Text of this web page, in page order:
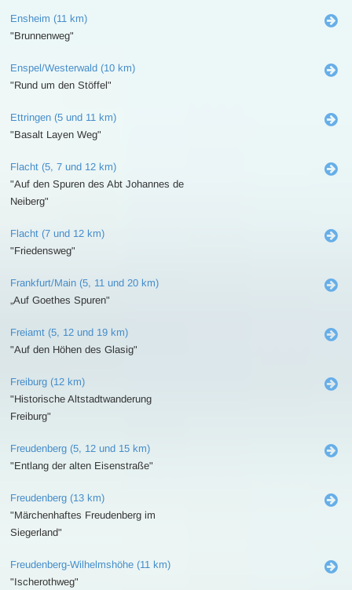
Ensheim (11 km)
"Brunnenweg"
Enspel/Westerwald (10 km)
"Rund um den Stöffel"
Ettringen (5 und 11 km)
"Basalt Layen Weg"
Flacht (5, 7 und 12 km)
"Auf den Spuren des Abt Johannes de
Neiberg"
Flacht (7 und 12 km)
"Friedensweg"
Frankfurt/Main (5, 11 und 20 km)
„Auf Goethes Spuren"
Freiamt (5, 12 und 19 km)
"Auf den Höhen des Glasig"
Freiburg (12 km)
"Historische Altstadtwanderung
Freiburg"
Freudenberg (5, 12 und 15 km)
"Entlang der alten Eisenstraße"
Freudenberg (13 km)
"Märchenhaftes Freudenberg im
Siegerland"
Freudenberg-Wilhelmshöhe (11 km)
"Ischerothweg"